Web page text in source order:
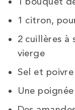
1 citron,
2 cuillères à
vierge
Sel et
Une